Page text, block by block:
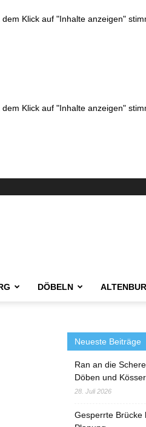
Klick auf "Inhalte anzeigen"
Klick auf "Inhalte anzeigen"
DÖBELN
Neueste Beiträge
Ran an die
Döben und
28. Juli 2026
Gesperrte Brücke